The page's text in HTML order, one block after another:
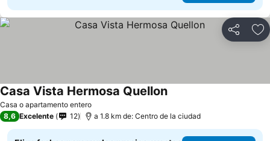
Compartir
Casa o apartamento entero
Casa Vista Hermosa QuellonVer precios
8,6 Excelente 12 a 1.8 km de: Centro de la ciudad